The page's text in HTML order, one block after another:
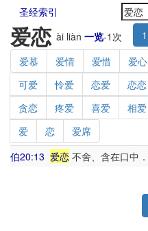
圣经索引
爱恋 ài liàn 一览-1 次 1
爱慕
爱情 爱惜 爱心
可爱
怜爱 恋爱 恋恋
贪恋
疼爱 喜爱 相爱
爱
恋
爱席
伯20:13 爱恋 不舍、含在口中．